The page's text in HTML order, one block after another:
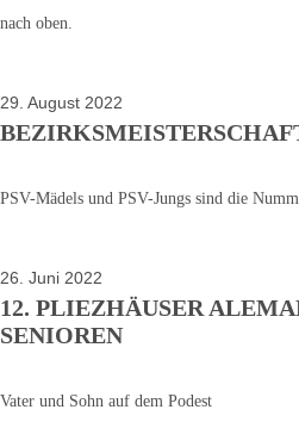
nach oben.
29. August 2022
PSV-Mädels und PSV-Jungs sind die
26. Juni 2022
12. PLIEZHÄUSER
SENIOREN
Vater und Sohn auf dem Podest